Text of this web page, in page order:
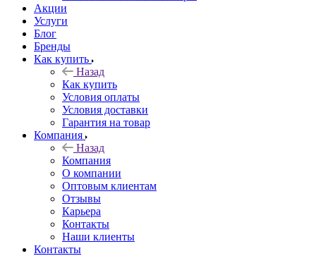
Акции
Услуги
Блог
Бренды
Как купить
Назад
Как купить
Условия оплаты
Условия доставки
Гарантия на товар
Компания
Назад
Компания
О компании
Оптовым клиентам
Отзывы
Карьера
Контакты
Наши клиенты
Контакты